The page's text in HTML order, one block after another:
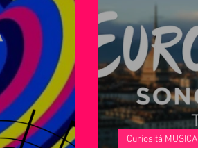
EUROVISION SONG CONTEST
Natale Notizie Musica Consigli
Curiosità MUSICA